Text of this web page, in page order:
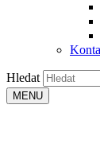
Hledat
MENU